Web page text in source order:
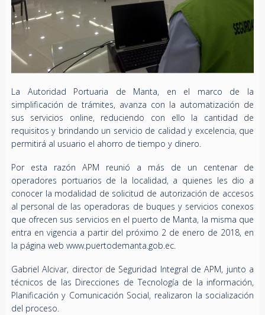
La Autoridad Portuaria de Manta, en el marco de la
simplificación de trámites, avanza con la automatización de
sus servicios online, reduciendo con ello la cantidad de
requisitos y brindando un servicio de calidad y excelencia, que
permitirá al usuario el ahorro de tiempo y dinero.
Por esta razón APM reunió a más de un centenar de
operadores portuarios de la localidad, a quienes les dio a
conocer la modalidad de solicitud de autorización de accesos
al personal de las operadoras de buques y servicios conexos
que ofrecen sus servicios en el puerto de Manta, la misma que
entra en vigencia a partir del próximo 2 de enero de 2018, en
la página web www.puertodemanta.gob.ec.
Gabriel Alcivar, director de Seguridad Integral de APM, junto a
técnicos de las Direcciones de Tecnología de la información,
Planificación y Comunicación Social, realizaron la socialización
del proceso.